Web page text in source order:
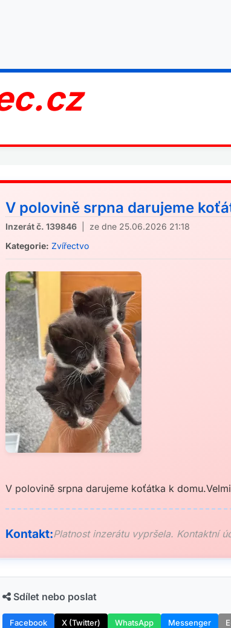
V polovině srpna darujeme
Inzerát č. 139846 | ze dne 25.06.2026 21:18
Kategorie: Zvířectvo
V polovině srpna darujeme koťátka k
Kontakt:Platnost inzerátu vypršela. Kontaktní
Sdílet nebo poslat
Facebook X (Twitter) WhatsApp Messenger